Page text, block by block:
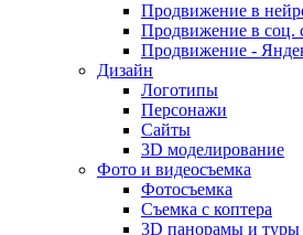
Продвижение в
Продвижение в соц.
Продвижение -
Дизайн
Логотипы
Персонажи
Сайты
3D моделирование
Фото и видеосъемка
Фотосъемка
Съемка с коптера
3D панорамы и туры